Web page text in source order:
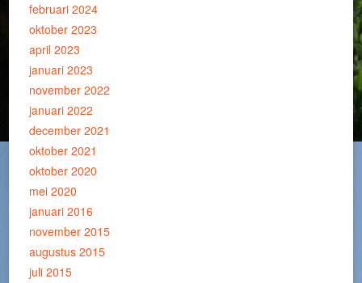
februari 2024
oktober 2023
april 2023
januari 2023
november 2022
januari 2022
december 2021
oktober 2021
oktober 2020
mei 2020
januari 2016
november 2015
augustus 2015
juli 2015